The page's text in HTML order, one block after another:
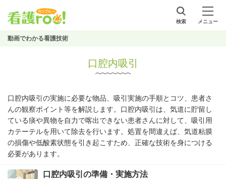
検索 メニュー
動画でわかる看護技術
口腔内吸引
口腔内吸引の実施に必要な物品、吸引実施の手順とコツ、患者さ
んの観察ポイント等を解説します。口腔内吸引は、気道に貯留し
ている痰や異物を自力で喀出できない患者さんに対して、吸引用
カテーテルを用いて除去を行います。処置を間違えば、気道粘膜
の損傷や低酸素状態を引き起こすため、正確な技術を身につける
必要があります。
口腔内吸引の準備・実施方法